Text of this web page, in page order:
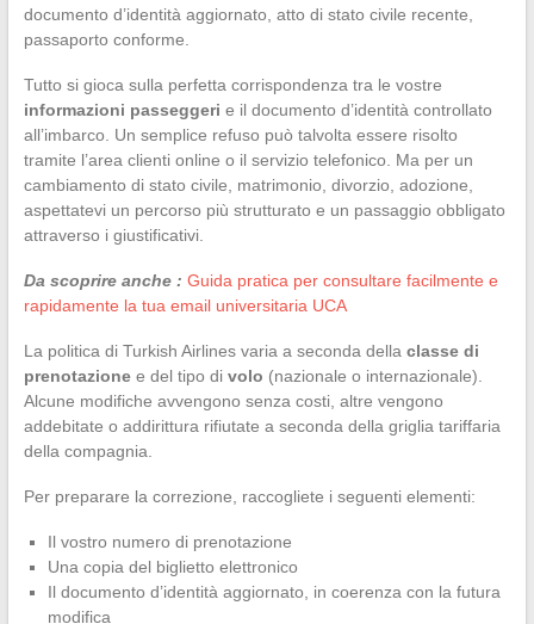
documento d’identità aggiornato, atto di stato civile recente,
passaporto conforme.
Tutto si gioca sulla perfetta corrispondenza tra le vostre
informazioni passeggeri e il documento d’identità controllato
all’imbarco. Un semplice refuso può talvolta essere risolto
tramite l’area clienti online o il servizio telefonico. Ma per un
cambiamento di stato civile, matrimonio, divorzio, adozione,
aspettatevi un percorso più strutturato e un passaggio obbligato
attraverso i giustificativi.
Da scoprire anche : Guida pratica per consultare facilmente e
rapidamente la tua email universitaria UCA
La politica di Turkish Airlines varia a seconda della classe di
prenotazionee del tipo di volo (nazionale o internazionale).
Alcune modifiche avvengono senza costi, altre vengono
addebitate o addirittura rifiutate a seconda della griglia tariffaria
della compagnia.
Per preparare la correzione, raccogliete i seguenti elementi:
Il vostro numero di prenotazione
Una copia del biglietto elettronico
Il documento d’identità aggiornato, in coerenza con la futura
modifica